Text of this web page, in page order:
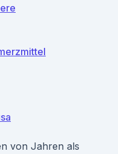
von Jahren als